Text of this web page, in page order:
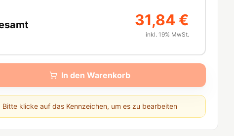
31,84 €
inkl. 19% MwSt.
In den Warenkorb
Bitte klicke auf das Kennzeichen, um es zu bearbeiten